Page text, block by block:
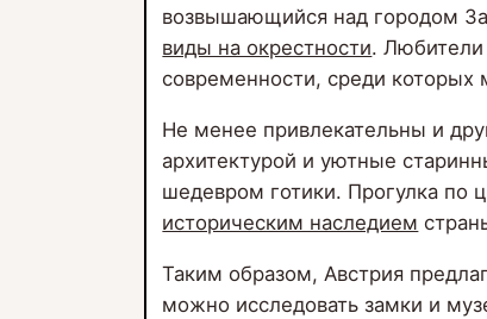
возвышающийся над городом
виды на окрестности. Любители
современности, среди которых
Не менее привлекательны и
архитектурой и уютные
шедевром готики. Прогулка по
историческим наследием
Таким образом, Австрия
можно исследовать замки и